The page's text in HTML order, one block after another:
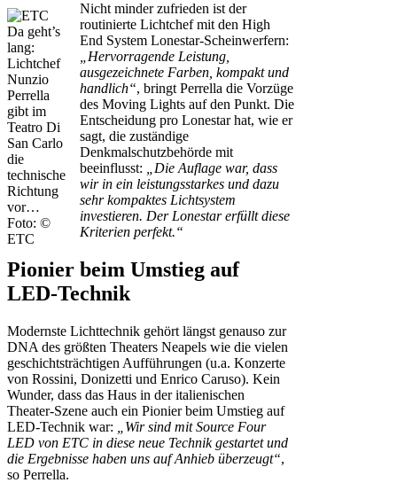
Da geht’s
lang:
Lichtchef
Nunzio
Perrella
gibt im
Teatro Di
San Carlo
die
technische
Richtung
vor…
Foto: ©
ETC
Nicht minder zufrieden ist der
routinierte Lichtchef mit den High
End System Lonestar-Scheinwerfern:
„Hervorragende Leistung,
ausgezeichnete Farben, kompakt und
handlich“, bringt Perrella die Vorzüge
des Moving Lights auf den Punkt. Die
Entscheidung pro Lonestar hat, wie er
sagt, die zuständige
Denkmalschutzbehörde mit
beeinflusst:
„Die Auflage war, dass
wir in ein leistungsstarkes und dazu
sehr kompaktes Lichtsystem
investieren. Der Lonestar erfüllt diese
Kriterien perfekt.“
Pionier beim Umstieg auf
LED-Technik
Modernste Lichttechnik gehört längst genauso zur
DNA des größten Theaters Neapels wie die vielen
geschichtsträchtigen Aufführungen (u.a. Konzerte
von Rossini, Donizetti und Enrico Caruso). Kein
Wunder, dass das Haus in der italienischen
Theater-Szene auch ein Pionier beim Umstieg auf
LED-Technik war:
„Wir sind mit Source Four
LED von ETC in diese neue Technik gestartet und
die Ergebnisse haben uns auf Anhieb überzeugt“,
so Perrella.